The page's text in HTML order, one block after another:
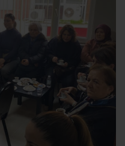
yaptığı konuşmada
yalnızca temsil anlamına
değişimin
mücadelenin
Kadınların
olacağı mesajı